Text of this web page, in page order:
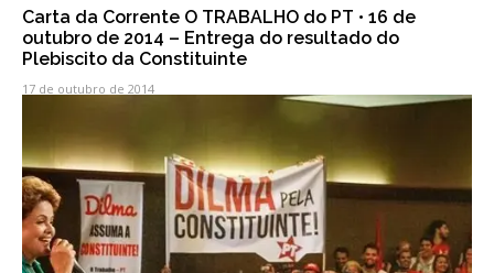
Carta da Corrente O TRABALHO do PT • 16 de
outubro de 2014 – Entrega do resultado do
Plebiscito da Constituinte
17 de outubro de 2014